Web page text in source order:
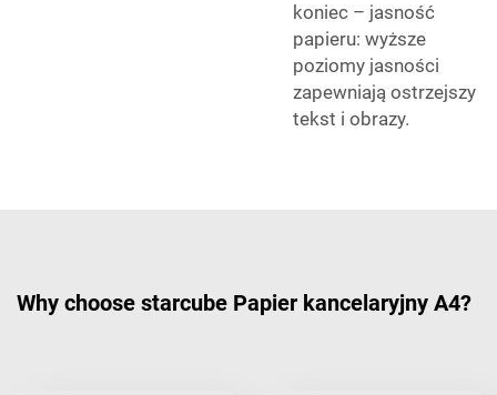
koniec – jasność
papieru: wyższe
poziomy jasności
zapewniają ostrzejszy
tekst i obrazy.
Why choose starcube Papier kancelaryjny A4?